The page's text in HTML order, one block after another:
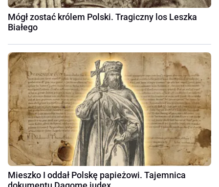
Mógł zostać królem Polski. Tragiczny los Leszka
Białego
Mieszko I oddał Polskę papieżowi. Tajemnica